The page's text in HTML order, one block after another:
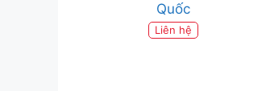
Quốc
Liên hệ